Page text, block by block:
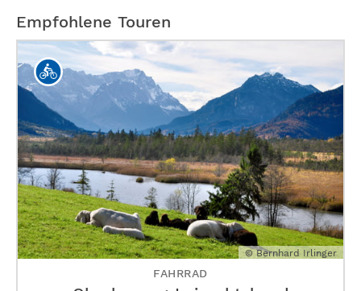
Empfohlene Touren
© Bernhard Irlinger
FAHRRAD